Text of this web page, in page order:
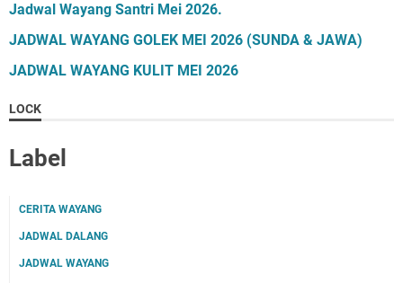
Jadwal Wayang Santri Mei 2026.
JADWAL WAYANG GOLEK MEI 2026 (SUNDA & JAWA)
JADWAL WAYANG KULIT MEI 2026
LOCK
Label
CERITA WAYANG
JADWAL DALANG
JADWAL WAYANG